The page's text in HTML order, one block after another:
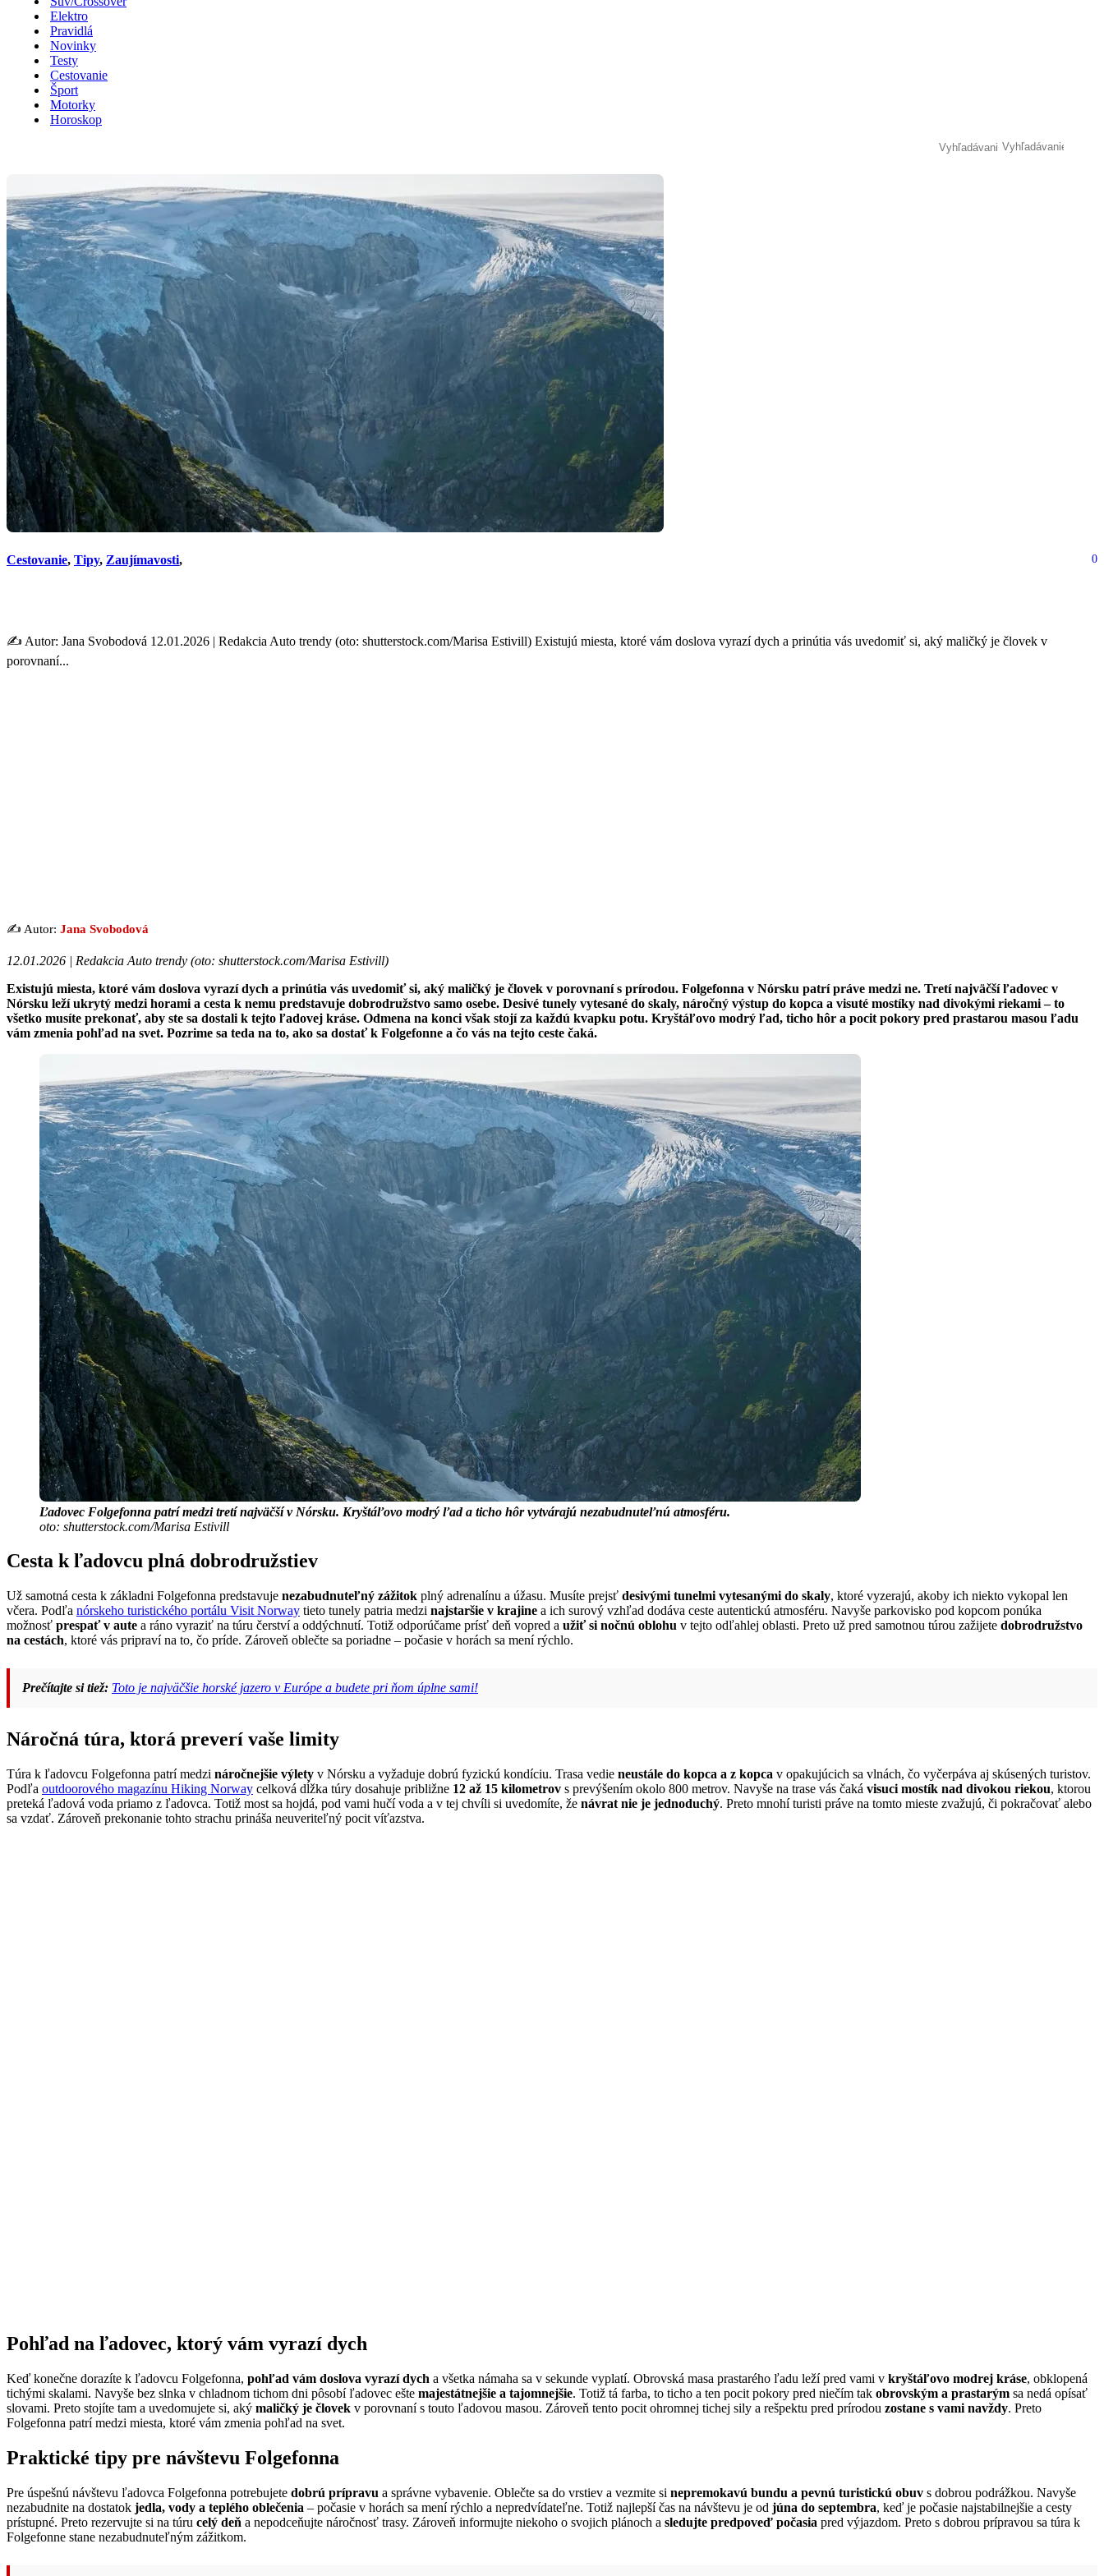
Elektro
Pravidlá
Novinky
Testy
Cestovanie
Šport
Motorky
Horoskop
Cestovanie, Tipy, Zaujímavosti, 0
✍️ Autor: Jana Svobodová 12.01.2026 | Redakcia Auto trendy (oto: shutterstock.com/Marisa Estivill) Existujú miesta, ktoré vám doslova vyrazí dych a prinútia vás uvedomiť si, aký maličký je človek v
porovnaní...
✍️ Autor: Jana Svobodová
12.01.2026 | Redakcia Auto trendy (oto: shutterstock.com/Marisa Estivill)
Existujú miesta, ktoré vám doslova vyrazí dych a prinútia vás uvedomiť si, aký maličký je človek v porovnaní s prírodou. Folgefonna v Nórsku patrí práve medzi ne. Tretí najväčší ľadovec v
Nórsku leží ukrytý medzi horami a cesta k nemu predstavuje dobrodružstvo samo osebe. Desivé tunely vytesané do skaly, náročný výstup do kopca a visuté mostíky nad divokými riekami – to
všetko musíte prekonať, aby ste sa dostali k tejto ľadovej kráse. Odmena na konci však stojí za každú kvapku potu. Kryštáľovo modrý ľad, ticho hôr a pocit pokory pred prastarou masou ľadu
vám zmenia pohľad na svet. Pozrime sa teda na to, ako sa dostať k Folgefonne a čo vás na tejto ceste čaká.
Ľadovec Folgefonna patrí medzi tretí najväčší v Nórsku. Kryštáľovo modrý ľad a ticho hôr vytvárajú nezabudnuteľnú atmosféru.
oto: shutterstock.com/Marisa Estivill
Cesta k ľadovcu plná dobrodružstiev
Už samotná cesta k základni Folgefonna predstavuje nezabudnuteľný zážitok plný adrenalínu a úžasu. Musíte prejsť desivými tunelmi vytesanými do skaly, ktoré vyzerajú, akoby ich niekto vykopal len
včera. Podľa nórskeho turistického portálu Visit Norway tieto tunely patria medzi najstaršie v krajine a ich surový vzhľad dodáva ceste autentickú atmosféru. Navyše parkovisko pod kopcom ponúka
možnosť prespať v aute a ráno vyraziť na túru čerství a oddýchnutí. Totiž odporúčame prísť deň vopred a užiť si nočnú oblohu v tejto odľahlej oblasti. Preto už pred samotnou túrou zažijete dobrodružstvo
na cestách, ktoré vás pripraví na to, čo príde. Zároveň oblečte sa poriadne – počasie v horách sa mení rýchlo.
Prečítajte si tiež: Toto je najväčšie horské jazero v Európe a budete pri ňom úplne sami!
Náročná túra, ktorá preverí vaše limity
Túra k ľadovcu Folgefonna patrí medzi náročnejšie výlety v Nórsku a vyžaduje dobrú fyzickú kondíciu. Trasa vedie neustále do kopca a z kopca v opakujúcich sa vlnách, čo vyčerpáva aj skúsených turistov.
Podľa outdoorového magazínu Hiking Norway celková dĺžka túry dosahuje približne 12 až 15 kilometrov s prevýšením okolo 800 metrov. Navyše na trase vás čaká visuci mostík nad divokou riekou, ktorou
preteká ľadová voda priamo z ľadovca. Totiž most sa hojdá, pod vami hučí voda a v tej chvíli si uvedomíte, že návrat nie je jednoduchý. Preto mnohí turisti práve na tomto mieste zvažujú, či pokračovať alebo
sa vzdať. Zároveň prekonanie tohto strachu prináša neuveriteľný pocit víťazstva.
Pohľad na ľadovec, ktorý vám vyrazí dych
Keď konečne dorazíte k ľadovcu Folgefonna, pohľad vám doslova vyrazí dych a všetka námaha sa v sekunde vyplatí. Obrovská masa prastarého ľadu leží pred vami v kryštáľovo modrej kráse, obklopená
tichými skalami. Navyše bez slnka v chladnom tichom dni pôsobí ľadovec ešte majestátnejšie a tajomnejšie. Totiž tá farba, to ticho a ten pocit pokory pred niečím tak obrovským a prastarým sa nedá opísať
slovami. Preto stojíte tam a uvedomujete si, aký maličký je človek v porovnaní s touto ľadovou masou. Zároveň tento pocit ohromnej tichej sily a rešpektu pred prírodou zostane s vami navždy. Preto
Folgefonna patrí medzi miesta, ktoré vám zmenia pohľad na svet.
Praktické tipy pre návštevu Folgefonna
Pre úspešnú návštevu ľadovca Folgefonna potrebujete dobrú prípravu a správne vybavenie. Oblečte sa do vrstiev a vezmite si nepremokavú bundu a pevnú turistickú obuv s dobrou podrážkou. Navyše
nezabudnite na dostatok jedla, vody a teplého oblečenia – počasie v horách sa mení rýchlo a nepredvídateľne. Totiž najlepší čas na návštevu je od júna do septembra, keď je počasie najstabilnejšie a cesty
prístupné. Preto rezervujte si na túru celý deň a nepodceňujte náročnosť trasy. Zároveň informujte niekoho o svojich plánoch a sledujte predpoveď počasia pred výjazdom. Preto s dobrou prípravou sa túra k
Folgefonne stane nezabudnuteľným zážitkom.